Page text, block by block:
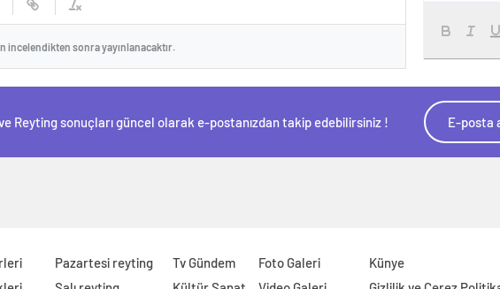
incelendikten sonra yayınlanacaktır.
Reyting sonuçları güncel olarak e-postanızdan takip edebilirsiniz !
Pazartesi reyting
Tv Gündem
Foto Galeri
Künye